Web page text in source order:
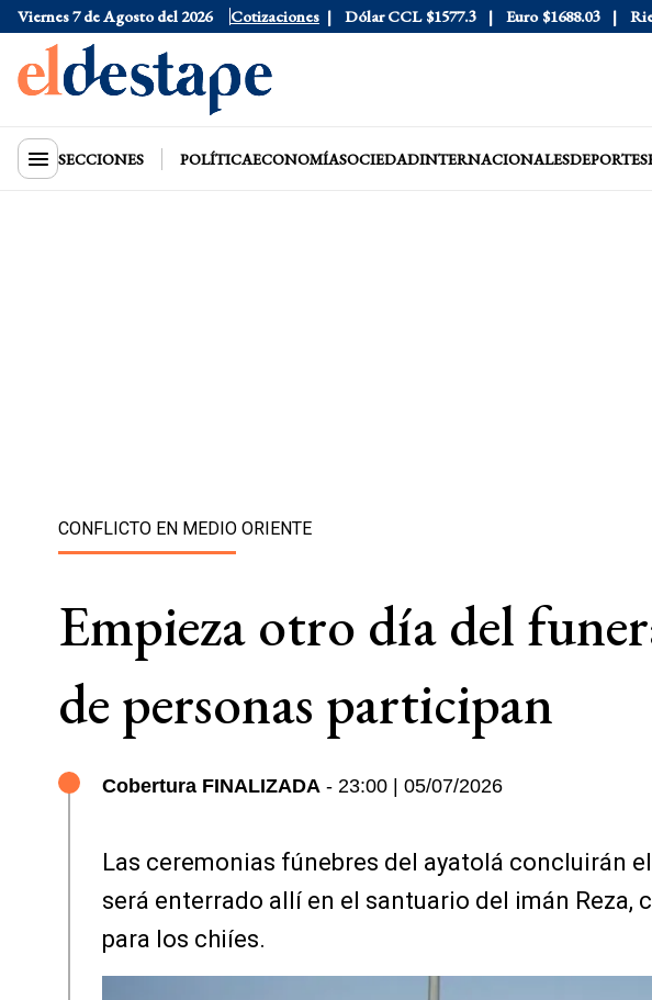
Viernes 7 de Agosto del 2026 Cotizaciones
Tarjeta $1976 Dólar Blue $1530 Dólar CCL $1577.3 Euro $1688.03 Riesgo
SECCIONES POLÍTICAECONOMÍASOCIEDADINTERNACIONALESDEPORTES
CONFLICTO EN MEDIO ORIENTE
Empieza otro día del
de personas participan
Cobertura FINALIZADA - 23:00 | 05/07/2026
Las ceremonias fúnebres del ayatolá concluirán
será enterrado allí en el santuario del imán
para los chiíes.